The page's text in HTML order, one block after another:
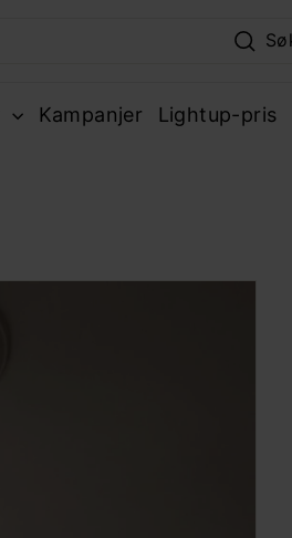
Kampanjer Lightup-pris